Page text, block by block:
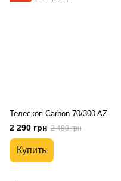
Телескоп Carbon 70/300 AZ
2 290 грн 2 490 грн
Купить